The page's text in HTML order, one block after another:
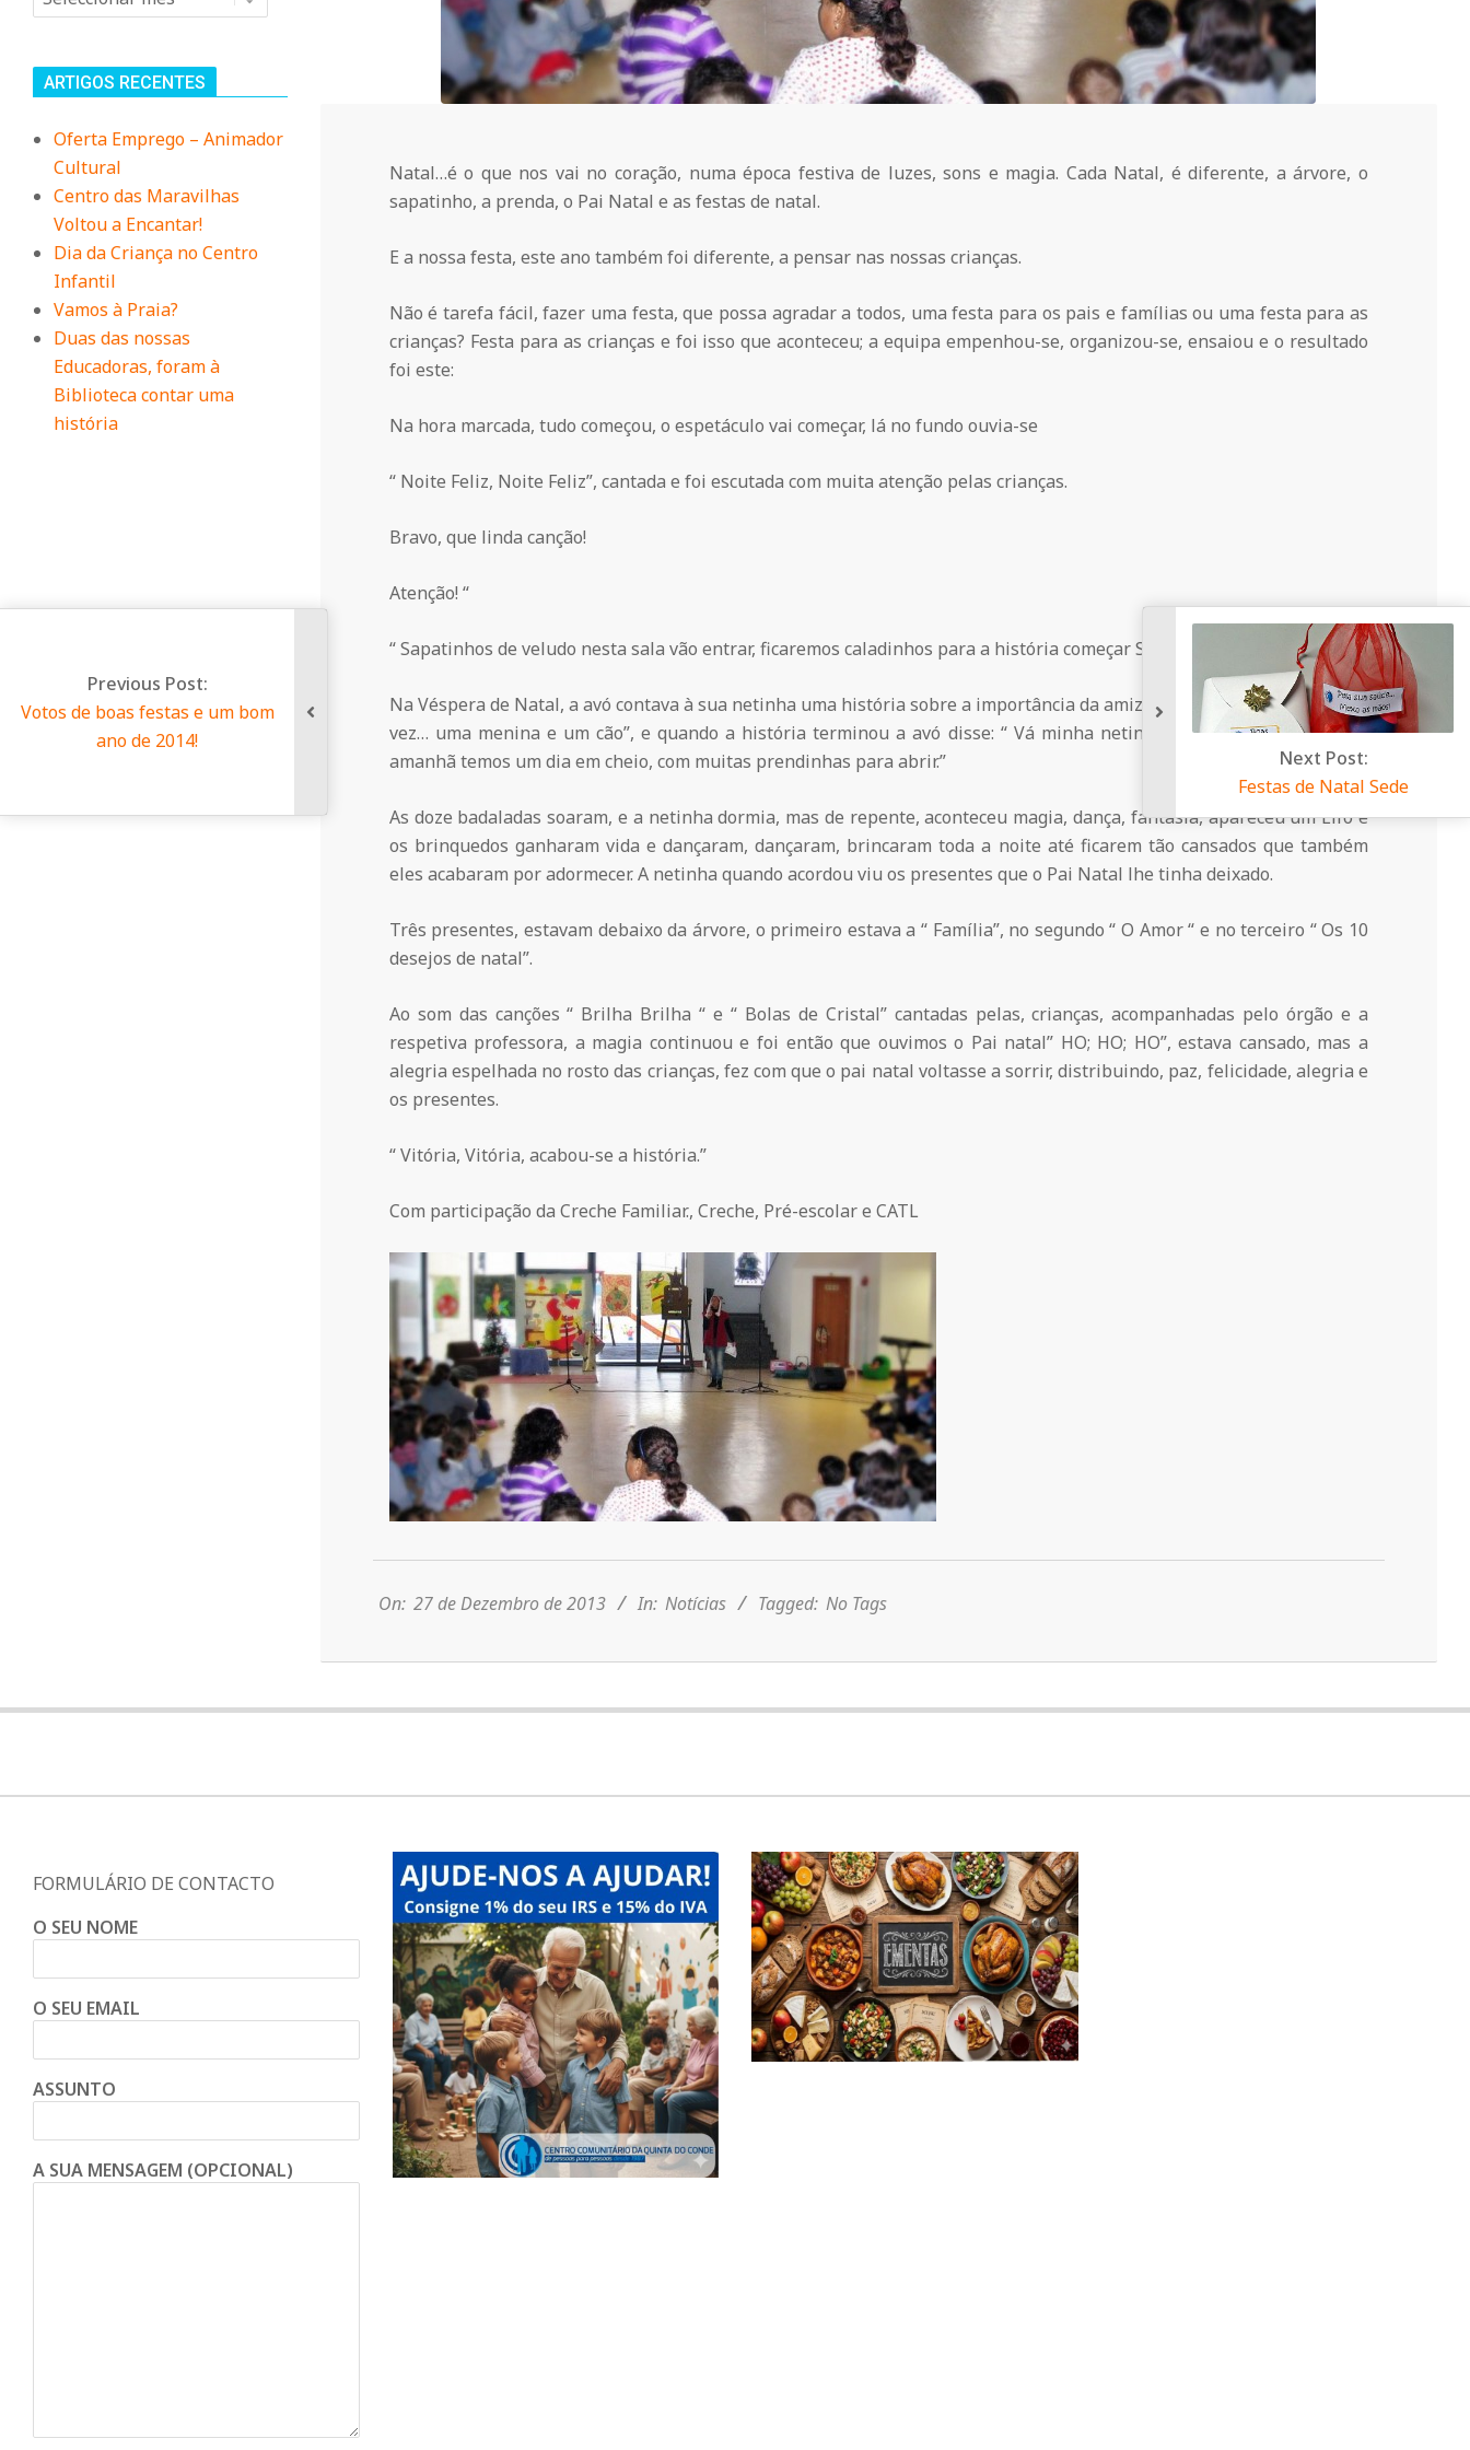
i
t
á
r
i
o
Q
u
i
n
Natal…é o que nos vai no coração, numa época festiva de luzes, sons e magia. Cada Natal, é diferente, a árvore, o
sapatinho, a prenda, o Pai Natal e as festas de natal.
E a nossa festa, este ano também foi diferente, a pensar nas nossas crianças.
Não é tarefa fácil, fazer uma festa, que possa agradar a todos, uma festa para os pais e famílias ou uma festa para as
crianças? Festa para as crianças e foi isso que aconteceu; a equipa empenhou-se, organizou-se, ensaiou e o resultado
foi este:
Na hora marcada, tudo começou, o espetáculo vai começar, lá no fundo ouvia-se
“ Noite Feliz, Noite Feliz”, cantada e foi escutada com muita atenção pelas crianças.
Bravo, que linda canção!
Atenção! “
“ Sapatinhos de veludo nesta sala vão entrar, ficaremos caladinhos para a história começar SHIUUUU”.
Na Véspera de Natal, a avó contava à sua netinha uma história sobre a importância da amizade e da partilha. “ Era uma
vez… uma menina e um cão”, e quando a história terminou a avó disse: “ Vá minha netinha está na hora de dormir,
amanhã temos um dia em cheio, com muitas prendinhas para abrir.”
As doze badaladas soaram, e a netinha dormia, mas de repente, aconteceu magia, dança, fantasia, apareceu um Elfo e
os brinquedos ganharam vida e dançaram, dançaram, brincaram toda a noite até ficarem tão cansados que também
eles acabaram por adormecer. A netinha quando acordou viu os presentes que o Pai Natal lhe tinha deixado.
Três presentes, estavam debaixo da árvore, o primeiro estava a “ Família”, no segundo “ O Amor “ e no terceiro “ Os 10
desejos de natal”.
Ao som das canções “ Brilha Brilha “ e “ Bolas de Cristal” cantadas pelas, crianças, acompanhadas pelo órgão e a
respetiva professora, a magia continuou e foi então que ouvimos o Pai natal” HO; HO; HO”, estava cansado, mas a
alegria espelhada no rosto das crianças, fez com que o pai natal voltasse a sorrir, distribuindo, paz, felicidade, alegria e
os presentes.
“ Vitória, Vitória, acabou-se a história.”
Com participação da Creche Familiar., Creche, Pré-escolar e CATL
27
On: 27 de Dezembro de 2013 In: Notícias Tagged: No Tags
ARTIGOS RECENTES
Oferta Emprego – Animador
Cultural
Centro das Maravilhas
Voltou a Encantar!
Dia da Criança no Centro
Infantil
Vamos à Praia?
Duas das nossas
Educadoras, foram à
Biblioteca contar uma
história
FORMULÁRIO DE CONTACTO
O SEU NOME
O SEU EMAIL
ASSUNTO
A SUA MENSAGEM (OPCIONAL)